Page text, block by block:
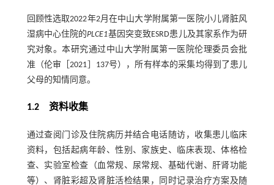
回顾性选取2022年2月在中山大学附属第一医院小儿肾脏风
湿病中心住院的PLCE1基因突变致ESRD患儿及其家系作为研
究对象。本研究通过中山大学附属第一医院伦理委员会批
准（伦审［2021］137号），所有样本的采集均得到了患儿
父母的知情同意。
1.2 资料收集
通过查阅门诊及住院病历并结合电话随访，收集患儿临床
资料，包括起病年龄、性别、家族史、临床表现、体格检
查、实验室检查（血常规、尿常规、基础代谢、肝肾功能
等）、肾脏彩超及肾脏活检结果，同时记录治疗方案及随